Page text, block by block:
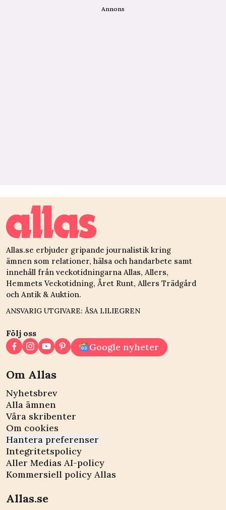
Annons
Allas.se erbjuder gripande journalistik kring
ämnen som relationer, hälsa och handarbete samt
innehåll från veckotidningarna Allas, Allers,
Hemmets Veckotidning, Året Runt, Allers Trädgård
och Antik & Auktion.
ANSVARIG UTGIVARE: ÅSA LILIEGREN
Följ oss
Google nyheter
Om Allas
Nyhetsbrev
Alla ämnen
Våra skribenter
Om cookies
Hantera preferenser
Integritetspolicy
Aller Medias AI-policy
Kommersiell policy Allas
Allas.se